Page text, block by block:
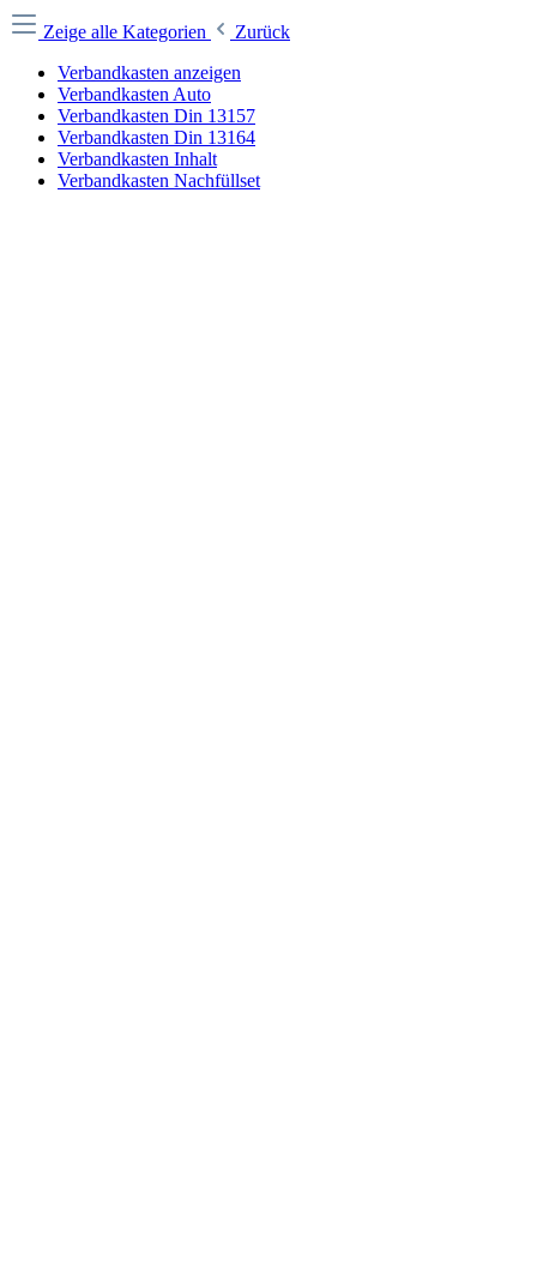
Zeige alle Kategorien
Zurück
Verbandkasten anzeigen
Verbandkasten Auto
Verbandkasten Din 13157
Verbandkasten Din 13164
Verbandkasten Inhalt
Verbandkasten Nachfüllset